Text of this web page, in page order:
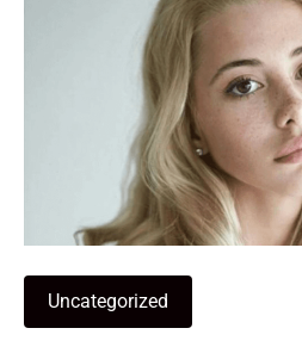
Uncategorized